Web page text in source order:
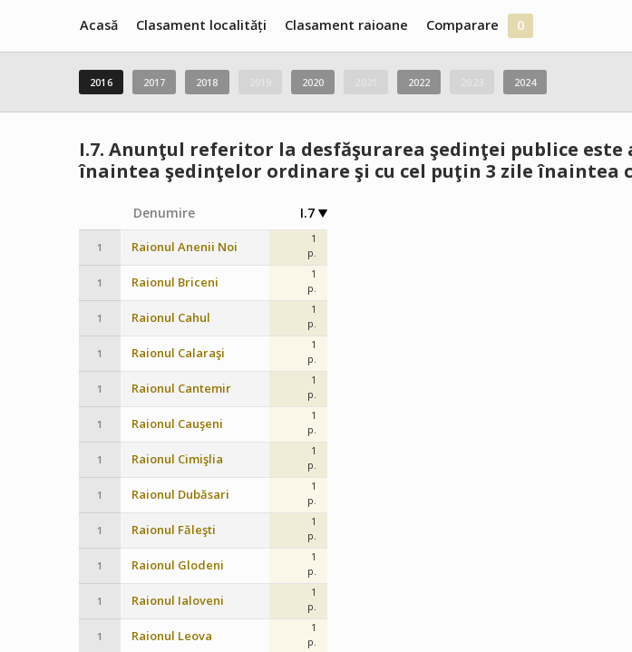
Acasă Clasament localități Clasament raioane Comparare 0
2016 2017 2018 2020 2022 2024
I.7.Anunţul referitor la desfăşurarea şedinţei publice este
înaintea şedinţelor ordinare şi cu cel puţin 3 zile înaintea
Denumire I.7
1 Raionul Anenii Noi
1
p.
1 Raionul Briceni
1
p.
1 Raionul Cahul
1
p.
1 Raionul Calaraşi
1
p.
1 Raionul Cantemir
1
p.
1 Raionul Cauşeni
1
p.
1 Raionul Cimişlia
1
p.
1 Raionul Dubăsari
1
p.
1 Raionul Făleşti
1
p.
1 Raionul Glodeni
1
p.
1 Raionul Ialoveni
1
p.
1 Raionul Leova
1
p.